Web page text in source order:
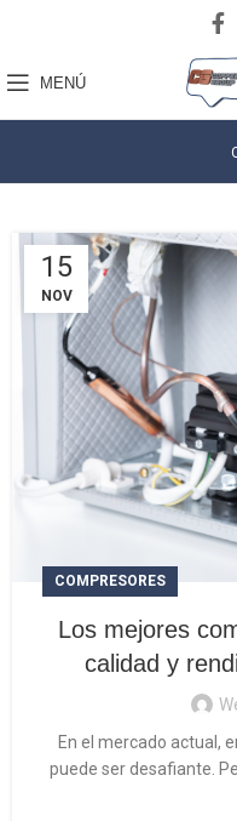
MENÚ
15
NOV
COMPRESORES
Los mejores
calidad y
En el mercado actual,
puede ser desafiante.